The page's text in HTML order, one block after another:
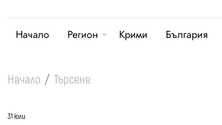
Начало Регион Крими България
Начало Търсене
31 юли